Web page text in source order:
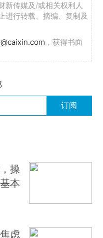
新传媒及/或相关权利人
进行转载、摘编、复制及
，获得书面
订阅
操
本
虑